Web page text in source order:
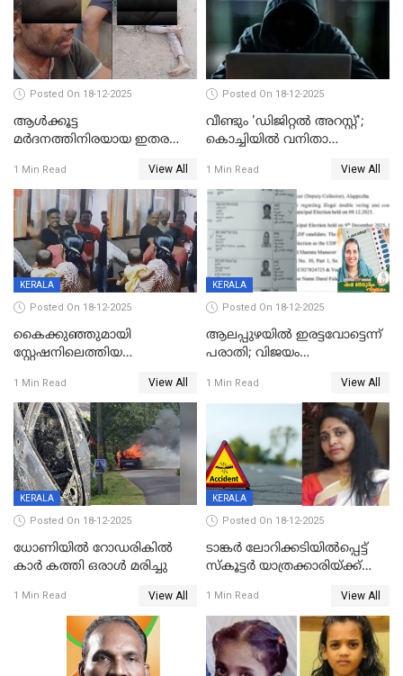
Posted On 18-12-2025
ആൾക്കൂട്ട
മർദനത്തിനിരയായ ഇതര
നടുക്കുന്ന സംഭവം
വാളയാറിൽ
1 Min Read View All
Posted On 18-12-2025
വീണ്ടും 'ഡിജിറ്റല്‍ അറസ്റ്റ്';
കൊച്ചിയില്‍ വനിതാ
കോടി രൂപ
1 Min Read View All
KERALA
Posted On 18-12-2025
കൈക്കുഞ്ഞുമായി
സ്റ്റേഷനിലെത്തിയ
കരണത്തടിച്ചു; CC ടിവി
ദൃശ്യങ്ങൾ പുറത്ത്
1 Min Read View All
KERALA
Posted On 18-12-2025
ആലപ്പുഴയിൽ ഇരട്ടവോട്ടെന്ന്
പരാതി; വിജയം
വാർഡിലെ എൽഡിഎഫ്
സ്ഥാനാർത്ഥി
1 Min Read View All
KERALA
Posted On 18-12-2025
ധോണിയിൽ റോഡരികിൽ
കാർ കത്തി ഒരാൾ മരിച്ചു
1 Min Read View All
KERALA
Posted On 18-12-2025
ടാങ്കർ ലോറിക്കടിയിൽപ്പെട്ട്
സ്കൂട്ടർ യാത്രക്കാരിയ്ക്ക്
കണ്ടോത്ത് ദേശീയ പാതയിൽ
1 Min Read View All